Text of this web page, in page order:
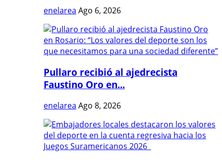
enelarea Ago 6, 2026
Pullaro recibió al ajedrecista
Faustino Oro en...
enelarea Ago 8, 2026